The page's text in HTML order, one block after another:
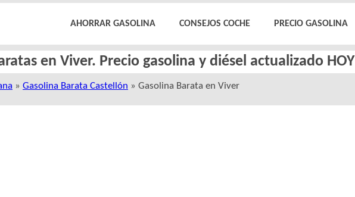
AHORRAR GASOLINA CONSEJOS COCHE PRECIO GASOLINA
en Viver. Precio gasolina y diésel actualizado HOY
» Gasolina Barata Castellón » Gasolina Barata en Viver